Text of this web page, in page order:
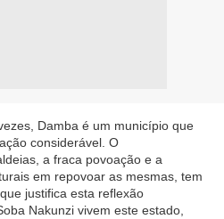
Damba é um município que
considerável. O
a fraca povoação e a
em repovoar as mesmas, tem
justifica esta reflexão
Nakunzi vivem este estado,